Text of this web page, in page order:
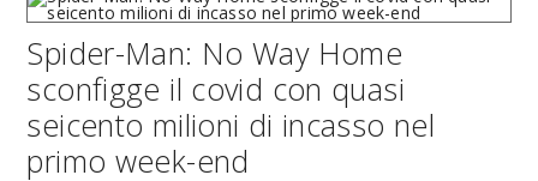
Spider-Man: No Way Home
sconfigge il covid con quasi
seicento milioni di incasso nel
primo week-end